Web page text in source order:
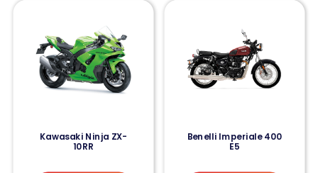
Kawasaki Ninja ZX-
10RR
Benelli Imperiale 400
E5